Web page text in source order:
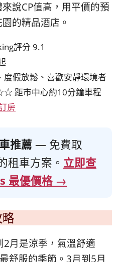
說CP值高，用平價的預
的精品酒店。
評分 9.1
假放鬆、喜歡安靜環境者
距市中心約10分鐘車程
房
推薦— 免費取
租車方案。 立即查
最優價格 →
2月是涼季，氣溫舒適
舒服的季節。3月到5月